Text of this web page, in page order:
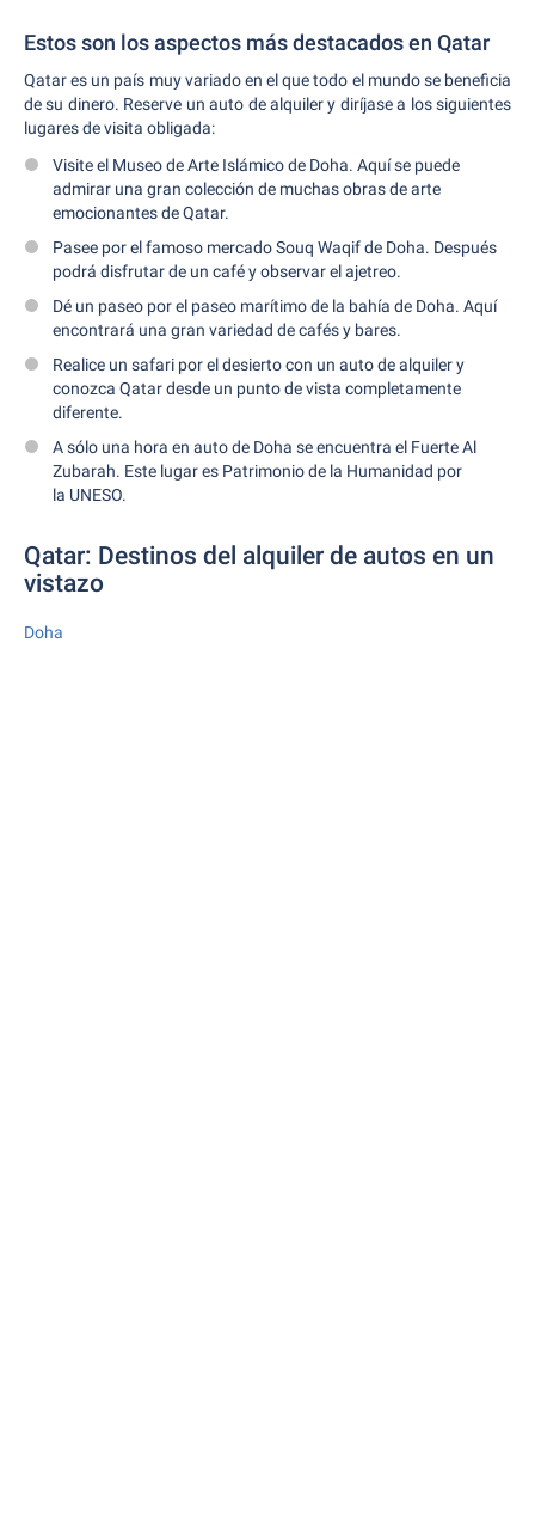
Estos son los aspectos más destacados en Qatar
Qatar es un país muy variado en el que todo el mundo se beneficia
de su dinero. Reserve un auto de alquiler y diríjase a los siguientes
lugares de visita obligada:
Visite el Museo de Arte Islámico de Doha. Aquí se puede
admirar una gran colección de muchas obras de arte
emocionantes de Qatar.
Pasee por el famoso mercado Souq Waqif de Doha. Después
podrá disfrutar de un café y observar el ajetreo.
Dé un paseo por el paseo marítimo de la bahía de Doha. Aquí
encontrará una gran variedad de cafés y bares.
Realice un safari por el desierto con un auto de alquiler y
conozca Qatar desde un punto de vista completamente
diferente.
A sólo una hora en auto de Doha se encuentra el Fuerte Al
Zubarah. Este lugar es Patrimonio de la Humanidad por
la UNESO.
Qatar: Destinos del alquiler de autos en un
vistazo
Doha